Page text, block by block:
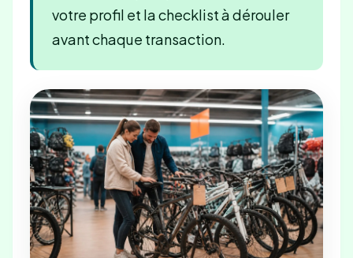
votre profil et la checklist à dérouler
avant chaque transaction.